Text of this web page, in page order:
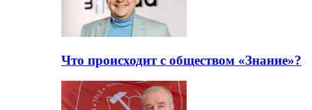
Что происходит с обществом «Знание»?